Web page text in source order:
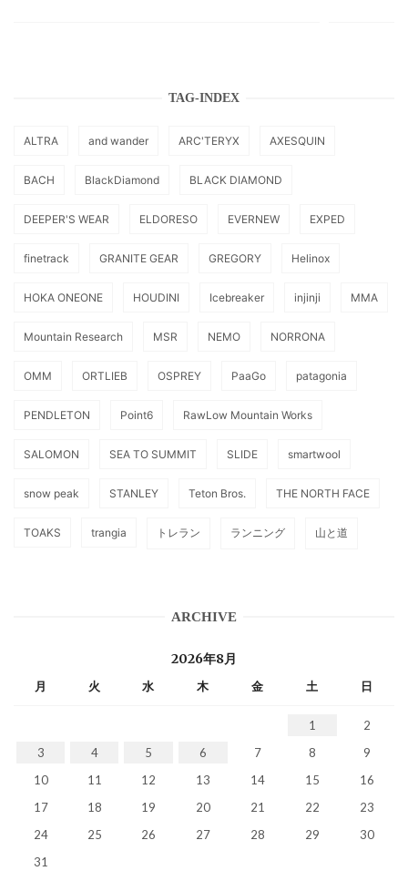
TAG-INDEX
ALTRA and wander ARC'TERYX AXESQUIN
BACH BlackDiamond BLACK DIAMOND
DEEPER'S WEAR ELDORESO EVERNEW EXPED
finetrack GRANITE GEAR GREGORY Helinox
HOKA ONEONE HOUDINI Icebreaker injinji MMA
Mountain Research MSR NEMO NORRONA
OMM ORTLIEB OSPREY PaaGo patagonia
PENDLETON Point6 RawLow Mountain Works
SALOMON SEA TO SUMMIT SLIDE smartwool
snow peak STANLEY Teton Bros. THE NORTH FACE
TOAKS trangia トレラン ランニング 山と道
ARCHIVE
2026年8月
月 火 水 木 金 土 日
1
2
3
4 5 6 7 8
9
10
11 12 13 14 15
16
17
18 19 20 21 22
23
24
25 26 27 28 29
30
31